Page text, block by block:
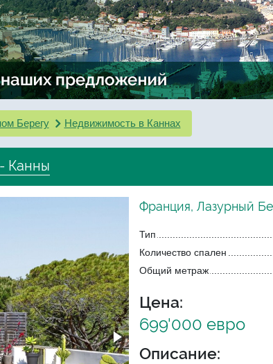
Берегу Недвижимость в Каннах
Канны
Франция, Лазурный
Тип
Количество спален
Общий метраж
Цена:
699'000 евро
Описание: